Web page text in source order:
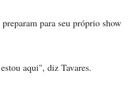
para seu próprio show
aqui", diz Tavares.